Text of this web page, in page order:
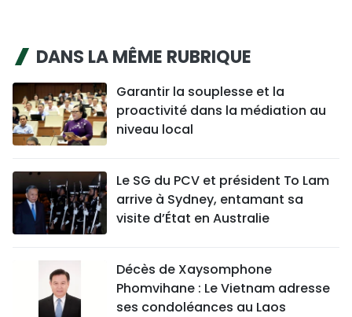
DANS LA MÊME RUBRIQUE
Garantir la souplesse et la
proactivité dans la médiation au
niveau local
Le SG du PCV et président To Lam
arrive à Sydney, entamant sa
visite d’État en Australie
Décès de Xaysomphone
Phomvihane : Le Vietnam adresse
ses condoléances au Laos